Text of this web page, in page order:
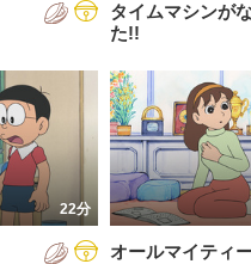
タイムマシンが
た!!
22分
オールマイティ